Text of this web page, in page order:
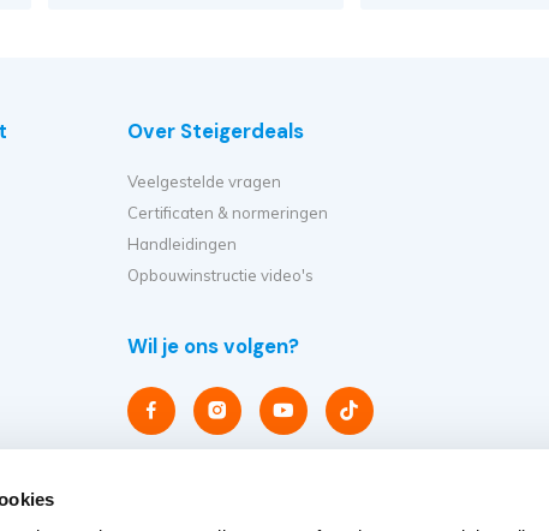
Over Steigerdeals
Veelgestelde vragen
Certificaten & normeringen
Handleidingen
Opbouwinstructie video's
Wil je ons volgen?